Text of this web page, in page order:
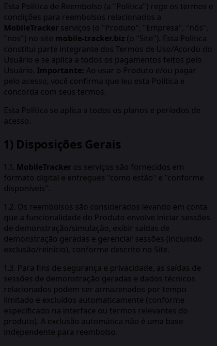
Esta Política de Reembolso (a "Política") rege os termos e
condições para reembolsos relacionados a
MobileTracker serviços (o "Produto", "Empresa", "nós",
"nos") no site mobile-tracker.biz (o "Site"). Esta Política
constitui parte integrante dos Termos de Uso/Acordo do
Usuário e se aplica a todos os pagamentos feitos pelo
Usuário. Importante: Ao usar o Produto e/ou pagar
pelo acesso, você confirma que leu esta Política e
concorda com seus termos.
Esta Política se aplica a todos os planos e períodos de
acesso.
1) Disposições Gerais
1.1. MobileTracker os serviços são fornecidos em
formato digital e entregues "como estão" e "conforme
disponíveis".
1.2. Os reembolsos são considerados levando em conta
que a funcionalidade do Produto envolve iniciar sessões
de demonstração/simulação, exibir saídas de
demonstração geradas e gerenciar sessões (incluindo
exclusão/reinício), conforme descrito no Site.
1.3. Para fins de segurança e privacidade, as saídas de
sessões de demonstração geradas e dados técnicos
relacionados podem ser armazenados por tempo
limitado e excluídos automaticamente (conforme
especificado na interface ou termos relevantes do
produto). A exclusão automática não é uma base
independente para reembolso.